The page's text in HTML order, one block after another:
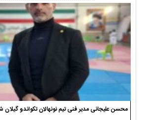
محسن علیجانی مدیر فنی تیم نونهالان تکواندو گیلان